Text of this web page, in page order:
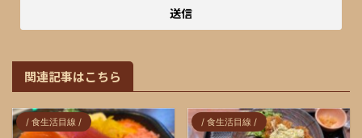
関連記事はこちら
/ 食生活目線 / / 食生活目線 /